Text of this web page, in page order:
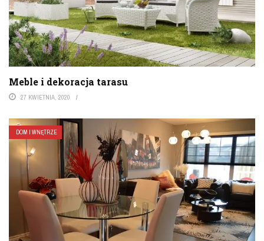
Meble i dekoracja tarasu
27 KWIETNIA, 2020
DOM I WNĘTRZE